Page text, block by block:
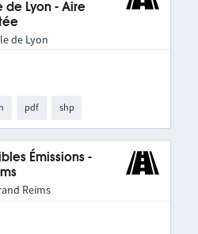
de Lyon - Aire
de Lyon
pdf shp
Émissions -
Reims